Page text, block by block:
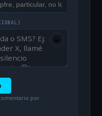
😀
por